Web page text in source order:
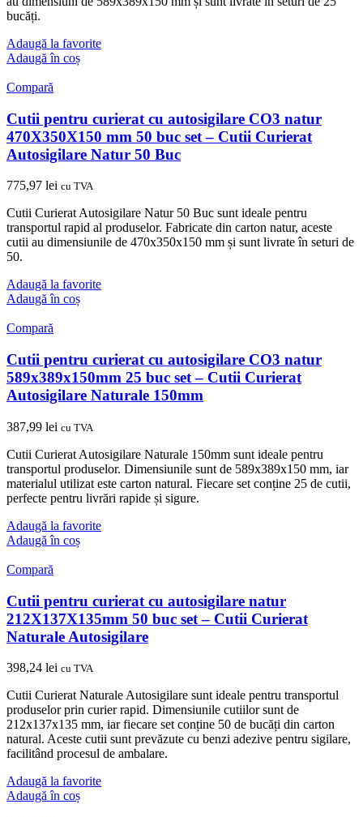
bucăți.
Adaugă la favorite
Adaugă în coș
Compară
Cutii pentru curierat cu autosigilare CO3 natur
470X350X150 mm 50 buc set – Cutii Curierat
Autosigilare Natur 50 Buc
775,97 lei cu TVA
Cutii Curierat Autosigilare Natur 50 Buc sunt ideale pentru
transportul rapid al produselor. Fabricate din carton natur, aceste
cutii au dimensiunile de 470x350x150 mm și sunt livrate în seturi de
50.
Adaugă la favorite
Adaugă în coș
Compară
Cutii pentru curierat cu autosigilare CO3 natur
589x389x150mm 25 buc set – Cutii Curierat
Autosigilare Naturale 150mm
387,99 lei cu TVA
Cutii Curierat Autosigilare Naturale 150mm sunt ideale pentru
transportul produselor. Dimensiunile sunt de 589x389x150 mm, iar
materialul utilizat este carton natural. Fiecare set conține 25 de cutii,
perfecte pentru livrări rapide și sigure.
Adaugă la favorite
Adaugă în coș
Compară
Cutii pentru curierat cu autosigilare natur
212X137X135mm 50 buc set – Cutii Curierat
Naturale Autosigilare
398,24 lei cu TVA
Cutii Curierat Naturale Autosigilare sunt ideale pentru transportul
produselor prin curier rapid. Dimensiunile cutiilor sunt de
212x137x135 mm, iar fiecare set conține 50 de bucăți din carton
natural. Aceste cutii sunt prevăzute cu benzi adezive pentru sigilare,
facilitând procesul de ambalare.
Adaugă la favorite
Adaugă în coș